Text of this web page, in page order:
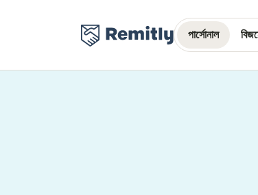
পার্সোনাল